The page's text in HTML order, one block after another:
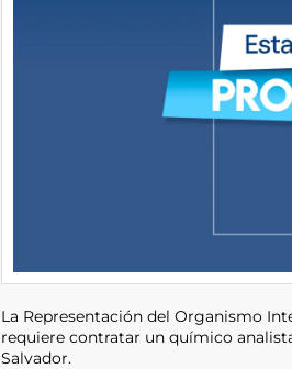
La Representación del Organismo
requiere contratar un químico
Salvador.